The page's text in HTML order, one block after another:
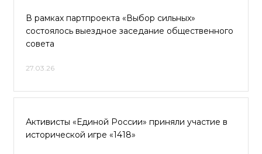
В рамках партпроекта «Выбор сильных»
состоялось выездное заседание общественного
совета
27.03.26
Активисты «Единой России» приняли участие в
исторической игре «1418»